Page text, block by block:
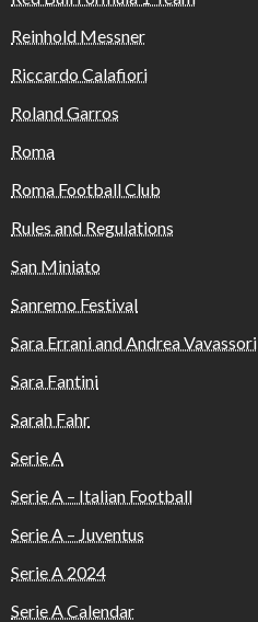
Reinhold Messner
Riccardo Calafiori
Roland Garros
Roma
Roma Football Club
Rules and Regulations
San Miniato
Sanremo Festival
Sara Errani and Andrea Vavassori
Sara Fantini
Sarah Fahr
Serie A
Serie A – Italian Football
Serie A – Juventus
Serie A 2024
Serie A Calendar